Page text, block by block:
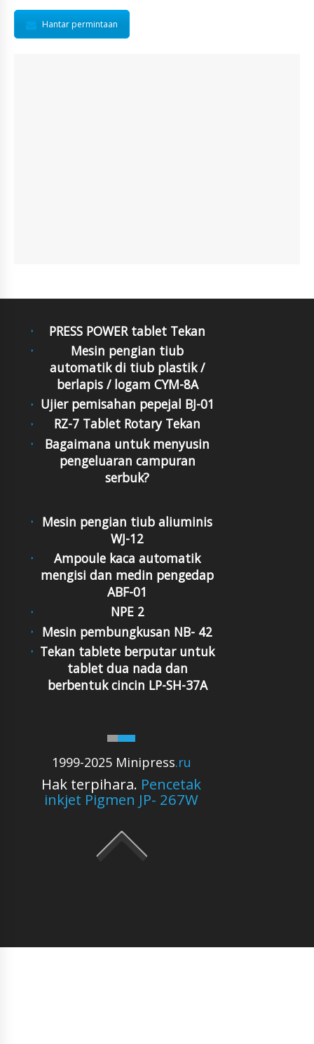
Hantar permintaan
PRESS POWER tablet Tekan
Mesin pengian tiub
automatik di tiub plastik /
berlapis / logam CYM-8A
Ujier pemisahan pepejal BJ-01
RZ-7 Tablet Rotary Tekan
Bagaimana untuk menyusin
pengeluaran campuran
serbuk?
1999-2025 Minipress.ru
Hak terpihara. Pencetak
inkjet Pigmen JP- 267W
Mesin pengian tiub aliuminis
WJ-12
Ampoule kaca automatik
mengisi dan medin pengedap
ABF-01
NPE 2
Mesin pembungkusan NB- 42
Tekan tablete berputar untuk
tablet dua nada dan
berbentuk cincin LP-SH-37A